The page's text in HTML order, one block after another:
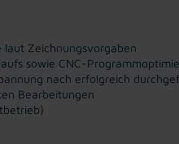
Zeichnungsvorgaben
sowie CNC-
nach erfolgreich
Bearbeitungen